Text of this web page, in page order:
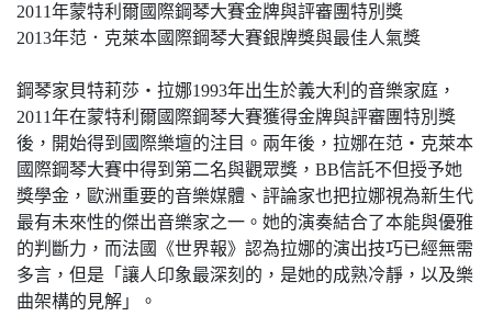
2011年蒙特利爾國際鋼琴大賽金牌與評審團特別獎
2013年范．克萊本國際鋼琴大賽銀牌獎與最佳人氣獎
鋼琴家貝特莉莎‧拉娜1993年出生於義大利的音樂家庭，
2011年在蒙特利爾國際鋼琴大賽獲得金牌與評審團特別獎
後，開始得到國際樂壇的注目。兩年後，拉娜在范‧克萊本
國際鋼琴大賽中得到第二名與觀眾獎，BB信託不但授予她
獎學金，歐洲重要的音樂媒體、評論家也把拉娜視為新生代
最有未來性的傑出音樂家之一。她的演奏結合了本能與優雅
的判斷力，而法國《世界報》認為拉娜的演出技巧已經無需
多言，但是「讓人印象最深刻的，是她的成熟冷靜，以及樂
曲架構的見解」。